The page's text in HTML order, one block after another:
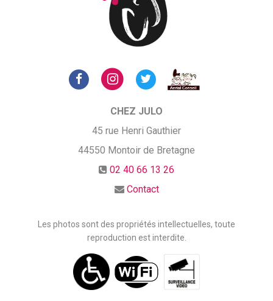
CHEZ JULO
45 rue Henri Gauthier
44550 Montoir de Bretagne
02 40 66 13 26
Contact
Les photos sont des propriétés intellectuelles, toute
reproduction est interdite.